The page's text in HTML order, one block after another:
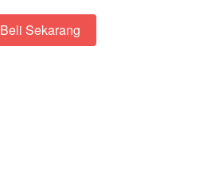
`Beli Sekarang